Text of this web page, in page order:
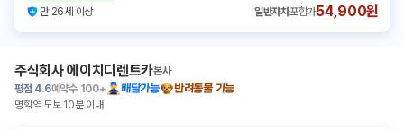
만 26세 이상
일반자차포함가54,900원
주식회사 에이치디렌트카본사
평점 4.6예약수 100+ 배달가능
반려동물 가능
명학역 도보 10분 이내